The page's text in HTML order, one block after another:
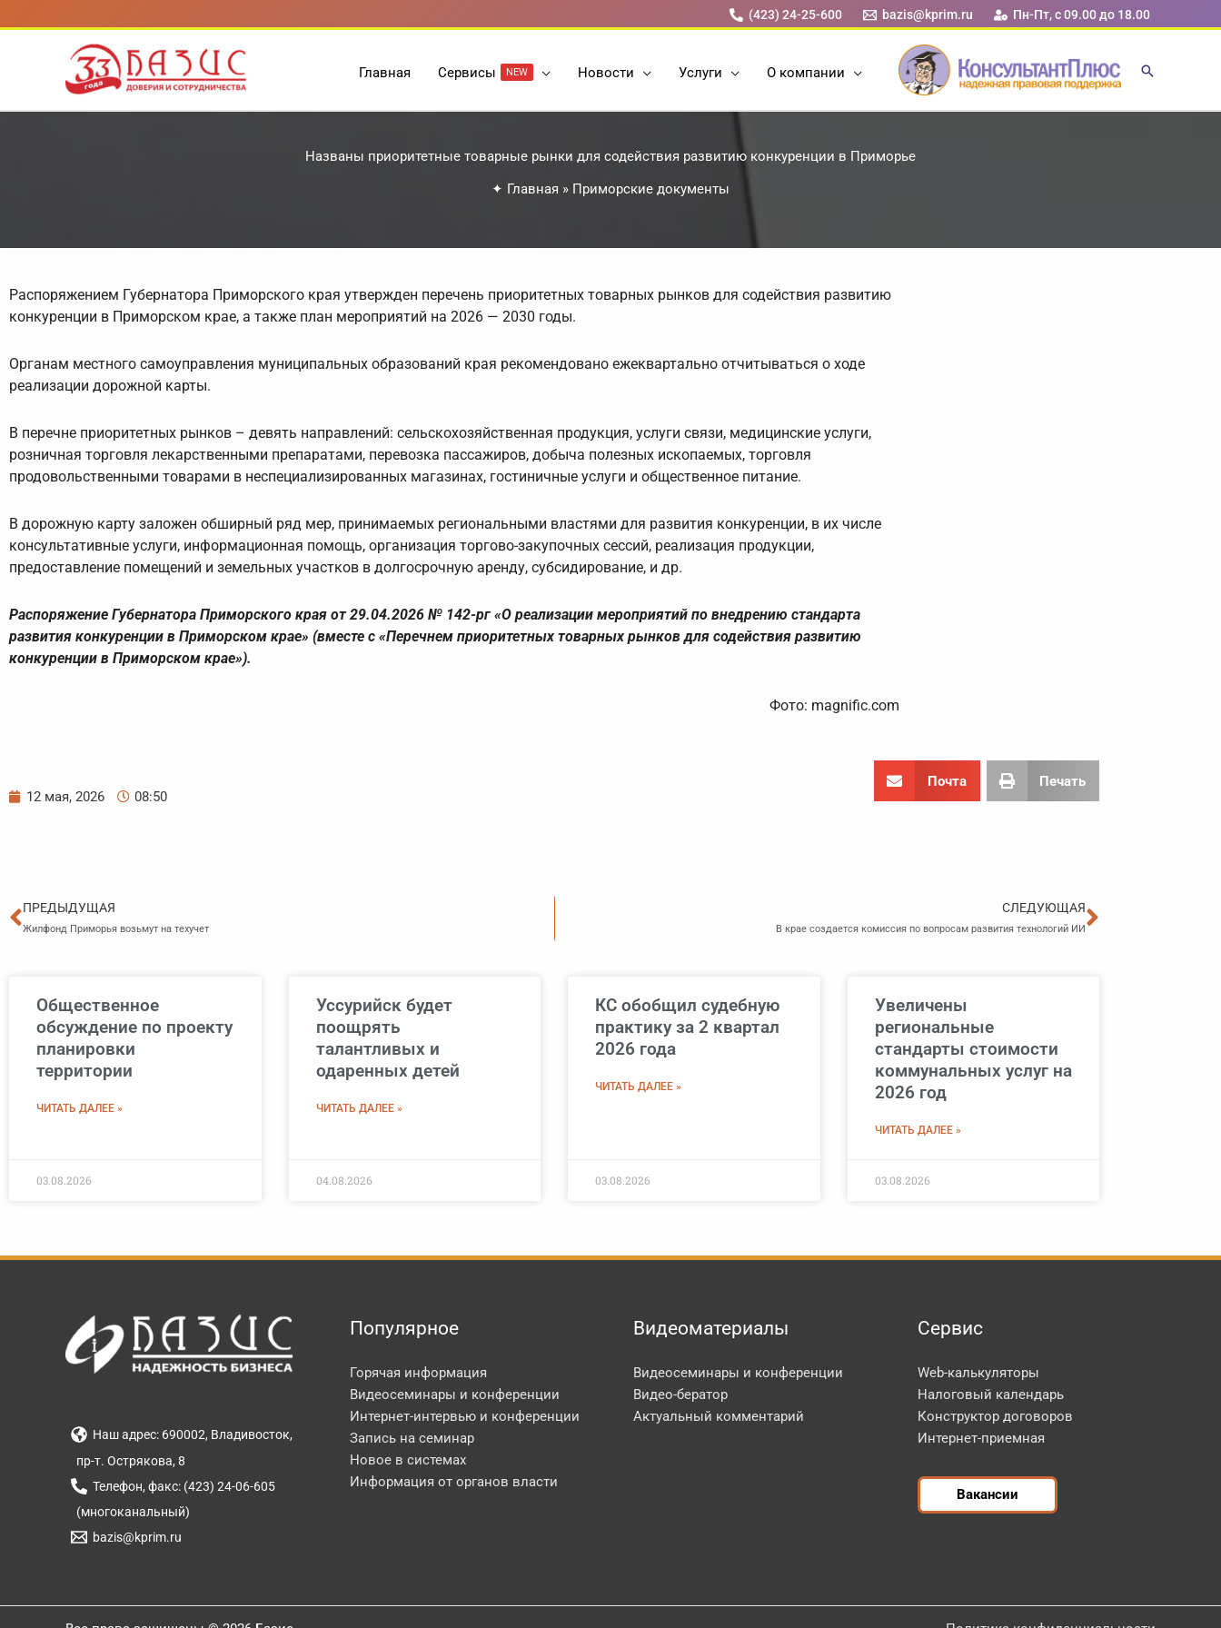
к
содержимому
(423) 24-25-600 bazis@kprim.ru Пн-Пт, с 09.00 до 18.00
Главная Cервисы NEW Новости Услуги О компании
Названы приоритетные товарные рынки для содействия развитию конкуренции в Приморье
✦ Главная » Приморские документы
Распоряжением Губернатора Приморского края утвержден перечень приоритетных товарных рынков для содействия развитию
конкуренции в Приморском крае, а также план мероприятий на 2026 — 2030 годы.
Органам местного самоуправления муниципальных образований края рекомендовано ежеквартально отчитываться о ходе
реализации дорожной карты.
В перечне приоритетных рынков – девять направлений: сельскохозяйственная продукция, услуги связи, медицинские услуги,
розничная торговля лекарственными препаратами, перевозка пассажиров, добыча полезных ископаемых, торговля
продовольственными товарами в неспециализированных магазинах, гостиничные услуги и общественное питание.
В дорожную карту заложен обширный ряд мер, принимаемых региональными властями для развития конкуренции, в их числе
консультативные услуги, информационная помощь, организация торгово-закупочных сессий, реализация продукции,
предоставление помещений и земельных участков в долгосрочную аренду, субсидирование, и др.
Распоряжение Губернатора Приморского края от 29.04.2026 № 142-рг «О реализации мероприятий по внедрению стандарта
развития конкуренции в Приморском крае» (вместе с «Перечнем приоритетных товарных рынков для содействия развитию
конкуренции в Приморском крае»).
Фото: magnific.com
12 мая, 2026 08:50
Почта Печать
Пред
ПРЕДЫДУЩАЯ
Жилфонд Приморья возьмут на техучет
СЛЕДУЮЩАЯ
В крае создается комиссия по вопросам развития технологий ИИ
Общественное
обсуждение по проекту
планировки
территории
ЧИТАТЬ ДАЛЕЕ »
03.08.2026
Уссурийск будет
поощрять
талантливых и
одаренных детей
ЧИТАТЬ ДАЛЕЕ »
04.08.2026
КС обобщил судебную
практику за 2 квартал
2026 года
ЧИТАТЬ ДАЛЕЕ »
03.08.2026
Увеличены
региональные
стандарты стоимости
коммунальных услуг на
2026 год
ЧИТАТЬ ДАЛЕЕ »
03.08.2026
Наш адрес: 690002, Владивосток,
пр-т. Острякова, 8
Телефон, факс: (423) 24-06-605
(многоканальный)
bazis@kprim.ru
Популярное
Горячая информация
Видеосеминары и конференции
Интернет-интервью и конференции
Запись на семинар
Новое в системах
Информация от органов власти
Видеоматериалы
Видеосеминары и конференции
Видео-бератор
Актуальный комментарий
Сервис
Web-калькуляторы
Налоговый календарь
Конструктор договоров
Интернет-приемная
Вакансии